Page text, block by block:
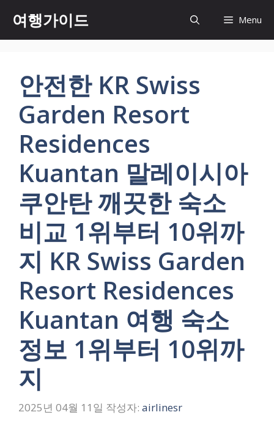
츠
여행가이드 Menu
안전한 KR Swiss
Garden Resort
Residences
Kuantan 말레이시아
쿠안탄 깨끗한 숙소
비교 1위부터 10위까
지 KR Swiss Garden
Resort Residences
Kuantan 여행 숙소
정보 1위부터 10위까
지
2025년 04월 11일 작성자: airlinesr